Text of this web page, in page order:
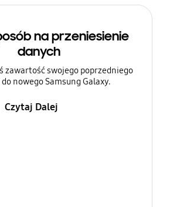
na przeniesienie
danych
zawartość swojego poprzedniego
nowego Samsung Galaxy.
Czytaj Dalej